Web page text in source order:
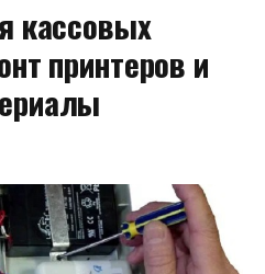
кассовых
принтеров и